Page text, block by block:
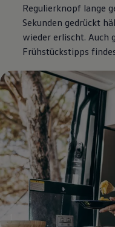
Regulierknopf lange
Sekunden gedrückt
wieder erlischt. Auch
Frühstückstipps